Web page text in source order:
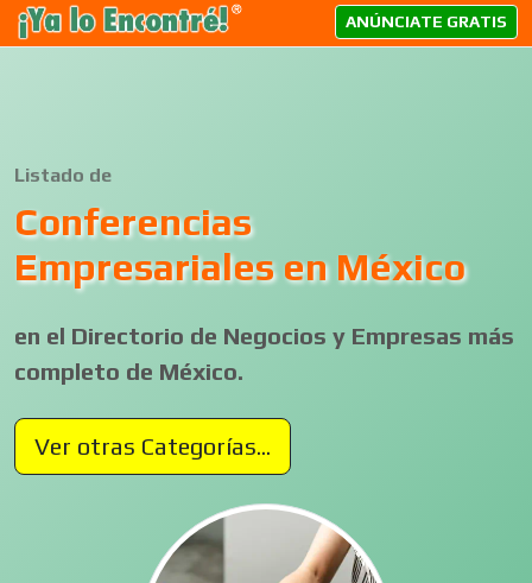
ANÚNCIATE GRATIS
Listado de
Conferencias
Empresariales en México
en el Directorio de Negocios y Empresas más
completo de México.
Ver otras Categorías...